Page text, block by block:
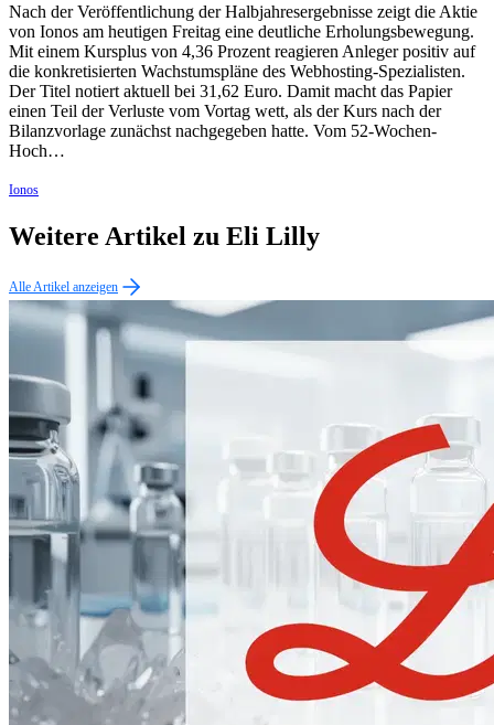
Nach der Veröffentlichung der Halbjahresergebnisse zeigt die Aktie
von Ionos am heutigen Freitag eine deutliche Erholungsbewegung.
Mit einem Kursplus von 4,36 Prozent reagieren Anleger positiv auf
die konkretisierten Wachstumspläne des Webhosting-Spezialisten.
Der Titel notiert aktuell bei 31,62 Euro. Damit macht das Papier
einen Teil der Verluste vom Vortag wett, als der Kurs nach der
Bilanzvorlage zunächst nachgegeben hatte. Vom 52-Wochen-
Hoch…
Ionos
Weitere Artikel zu Eli Lilly
Alle Artikel anzeigen